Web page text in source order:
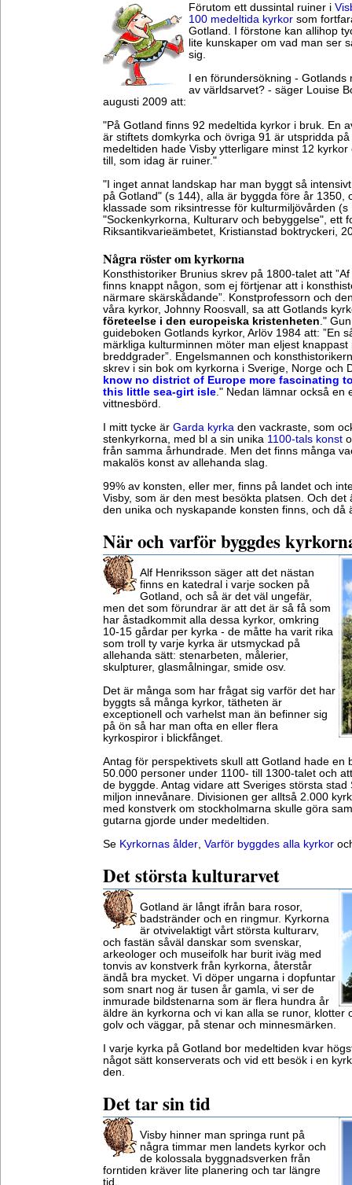
Förutom ett dussintal ruiner i
100 medeltida kyrkor som
Gotland. I förstone kan allihop
lite kunskaper om vad man ser
sig.
I en förundersökning -
av världsarvet? - säger Louise
augusti 2009 att:
"På Gotland finns 92 medeltida kyrkor i bruk. En
är stiftets domkyrka och övriga 91 är utspridda
medeltiden hade Visby ytterligare minst 12
till, som idag är ruiner."
"I inget annat landskap har man byggt så
på Gotland" (s 144), alla är byggda före år 1350,
klassade som riksintresse för kulturmiljövården
"Sockenkyrkorna, Kulturarv och bebyggelse", ett
Riksantikvarieämbetet, Kristianstad boktryckeri,
Några röster om kyrkorna
Konsthistoriker Brunius skrev på 1800-talet att
finns knappt någon, som ej förtjenar att i
närmare skärskådande”. Konstprofessorn och
våra kyrkor, Johnny Roosvall, sa att Gotlands
företeelse i den europeiska kristenheten."
guideboken Gotlands kyrkor, Arlöv 1984 att: ”En
märkliga kulturminnen möter man eljest
breddgrader”. Engelsmannen och
skrev i sin bok om kyrkorna i Sverige, Norge och
know no district of Europe more fascinating
this little sea-girt isle." Nedan lämnar också en
vittnesbörd.
I mitt tycke är Garda kyrka den vackraste, som
stenkyrkorna, med bl a sin unika 1100-tals konst
från samma århundrade. Men det finns många
makalös konst av allehanda slag.
99% av konsten, eller mer, finns på landet och
Visby, som är den mest besökta platsen. Och det
den unika och nyskapande konsten finns, och då
När och varför byggdes
Alf Henriksson säger att det nästan
finns en katedral i varje socken på
Gotland, och så är det väl ungefär,
men det som förundrar är att det är så få som
har åstadkommit alla dessa kyrkor, omkring
10-15 gårdar per kyrka - de måtte ha varit rika
som troll ty varje kyrka är utsmyckad på
allehanda sätt: stenarbeten, målerier,
skulpturer, glasmålningar, smide osv.
Det är många som har frågat sig varför det har
byggts så många kyrkor, tätheten är
exceptionell och varhelst man än befinner sig
på ön så har man ofta en eller flera
kyrkospiror i blickfånget.
Antag för perspektivets skull att Gotland hade en
50.000 personer under 1100- till 1300-talet och
de byggde. Antag vidare att Sveriges största stad
miljon innevånare. Divisionen ger alltså 2.000
med konstverk om stockholmarna skulle göra
gutarna gjorde under medeltiden.
Se Kyrkornas ålder, Varför byggdes alla kyrkor
Det största kulturarvet
Gotland är långt ifrån bara rosor,
badstränder och en ringmur. Kyrkorna
är otvivelaktigt vårt största kulturarv,
och fastän såväl danskar som svenskar,
arkeologer och museifolk har burit iväg med
tonvis av konstverk från kyrkorna, återstår
ändå bra mycket. Vi döper ungarna i dopfuntar
som snart nog är tusen år gamla, vi ser de
inmurade bildstenarna som är flera hundra år
äldre än kyrkorna och vi kan alla se runor, klotter
golv och väggar, på stenar och minnesmärken.
I varje kyrka på Gotland bor medeltiden kvar
något sätt konserverats och vid ett besök i en
den.
Det tar sin tid
Visby hinner man springa runt på
några timmar men landets kyrkor och
de kolossala byggnadsverken från
forntiden kräver lite planering och tar längre
tid.